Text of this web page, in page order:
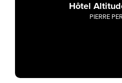
Hôtel
PIERRE